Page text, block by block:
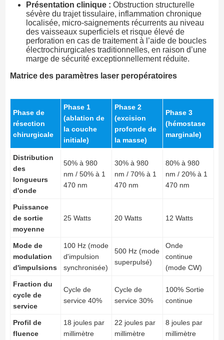
Présentation clinique : Obstruction structurelle
sévère du trajet tissulaire, inflammation chronique
localisée, micro-saignements récurrents au niveau
des vaisseaux superficiels et risque élevé de
perforation en cas de traitement à l’aide de boucles
électrochirurgicales traditionnelles, en raison d’une
marge de sécurité exceptionnellement réduite.
Matrice des paramètres laser peropératoires
Phase de
résection
chirurgicale
Phase 1
(ablation de
la couche
initiale)
Phase 2
(excision
profonde de
la masse)
Phase 3
(hémostase
marginale)
Distribution
des
longueurs
d'onde
50% à 980
nm / 50% à 1
470 nm
30% à 980
nm / 70% à 1
470 nm
80% à 980
nm / 20% à 1
470 nm
Puissance
de sortie
moyenne
25 Watts 20 Watts 12 Watts
Mode de
modulation
d'impulsions
100 Hz (mode
d'impulsion
synchronisée)
500 Hz (mode
superpulsé)
Onde
continue
(mode CW)
Fraction du
cycle de
service
Cycle de
service 40%
Cycle de
service 30%
100% Sortie
continue
Profil de
fluence
18 joules par
millimètre
22 joules par
millimètre
8 joules par
millimètre